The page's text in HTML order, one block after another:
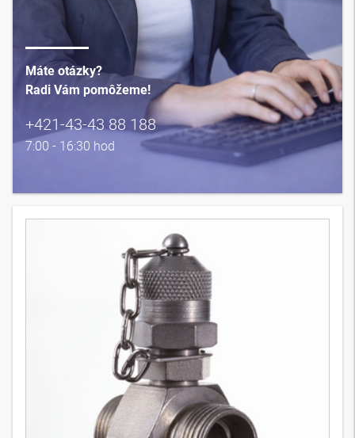
Máte otázky?
Radi Vám pomôžeme!
+421-43-43 88 188
7:00 - 16:30 hod